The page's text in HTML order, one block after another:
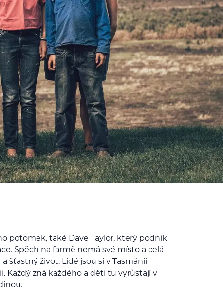
potomek, také Dave Taylor, který podnik
Spěch na farmě nemá své místo a celá
šťastný život. Lidé jsou si v Tasmánii
Každý zná každého a děti tu vyrůstají v